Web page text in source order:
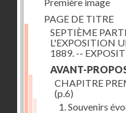
PAGE DE TITRE
SEPTIÈME
L'EXPOSITION
1889. --
AVANT-
CHAPITRE
(p.6)
1. Souvenirs